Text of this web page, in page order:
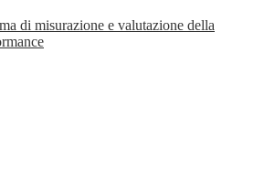
di misurazione e valutazione della